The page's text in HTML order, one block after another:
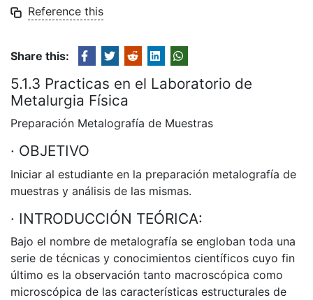
Reference this
Share this:
5.1.3 Practicas en el Laboratorio de
Metalurgia Física
Preparación Metalografía de Muestras
· OBJETIVO
Iniciar al estudiante en la preparación metalografía de
muestras y análisis de las mismas.
· INTRODUCCIÓN TEÓRICA:
Bajo el nombre de metalografía se engloban toda una
serie de técnicas y conocimientos científicos cuyo fin
último es la observación tanto macroscópica como
microscópica de las características estructurales de